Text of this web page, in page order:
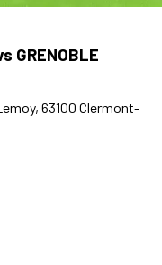
GRENOBLE
63100 Clermont-